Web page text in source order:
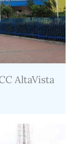
AltaVista